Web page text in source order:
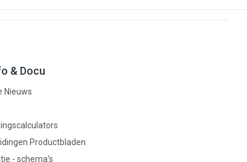
& Docu
Nieuws
Productbladen
- schema's